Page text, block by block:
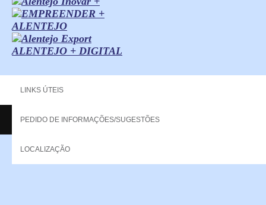
ALENTEJO + DIGITAL
LINKS ÚTEIS
PEDIDO DE INFORMAÇÕES/SUGESTÕES
LOCALIZAÇÃO
Copyright - 2013 NERPOR. All rights reserved.